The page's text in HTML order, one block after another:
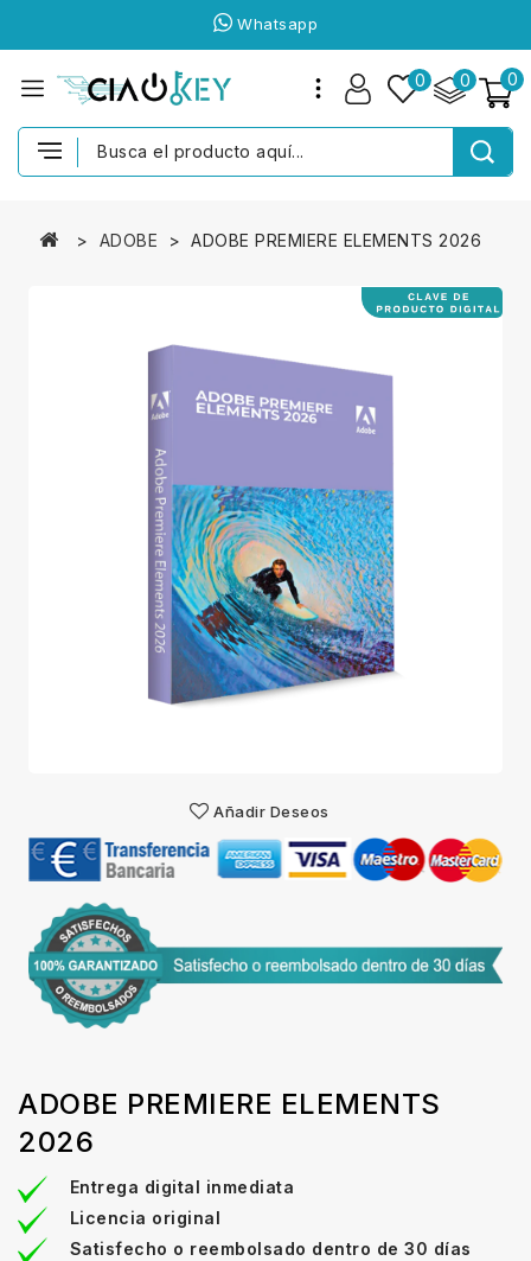
Whatsapp
0
0
0
ADOBE ADOBE PREMIERE ELEMENTS 2026
Añadir Deseos
ADOBE PREMIERE ELEMENTS
2026
Entrega digital inmediata
Licencia original
Satisfecho o reembolsado dentro de 30 días